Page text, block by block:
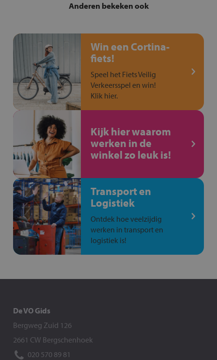
Anderen bekeken ook
Win een Cortina-
fiets!
Speel het Fiets Veilig
Verkeersspel en win!
Klik hier.
Kijk hier waarom
werken in de
winkel zo leuk is!
Transport en
Logistiek
Ontdek hoe veelzijdig
werken in transport en
logistiek is!
De VO Gids
Bergweg Zuid 126
2661 CW Bergschenhoek
020 570 89 81